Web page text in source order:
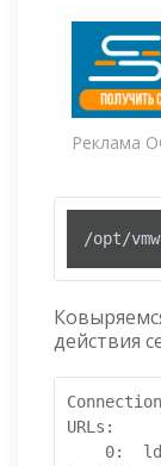
Реклама
/opt/
действия
URLs:
0: